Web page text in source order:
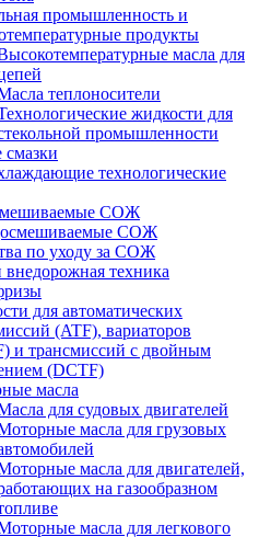
промышленность и
продукты
масла для
теплоносители
жидкости для
промышленности
технологические
СОЖ
СОЖ
по уходу за СОЖ
внедорожная техника
для автоматических
(ATF), вариаторов
и трансмиссий с двойным
(DCTF)
масла
для судовых двигателей
масла для грузовых
масла для двигателей,
на газообразном
масла для легкового